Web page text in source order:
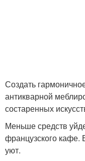
Создать
антикварной
состаренных
Меньше средств
французского кафе.
уют.